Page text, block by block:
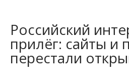
Российский
прилёг: сайты и
перестали